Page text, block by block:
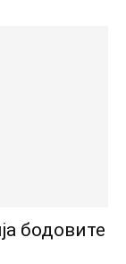
бодовите